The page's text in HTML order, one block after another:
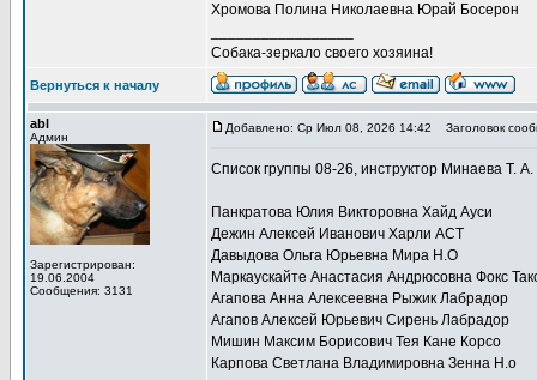
Хромова Полина Николаевна Юрай Босерон
Собака-зеркало своего хозяина!
Вернуться к началу
abl
Админ
Зарегистрирован:
19.06.2004
Сообщения: 3131
Добавлено: Ср Июл 08, 2026 14:42 Заголовок
Список группы 08-26, инструктор Минаева Т. А.
Панкратова Юлия Викторовна Хайд Ауси
Дежин Алексей Иванович Харли АСТ
Давыдова Ольга Юрьевна Мира Н.О
Маркаускайте Анастасия Андрюсовна Фокс
Агапова Анна Алексеевна Рыжик Лабрадор
Агапов Алексей Юрьевич Сирень Лабрадор
Мишин Максим Борисович Тея Кане Корсо
Карпова Светлана Владимировна Зенна Н.о